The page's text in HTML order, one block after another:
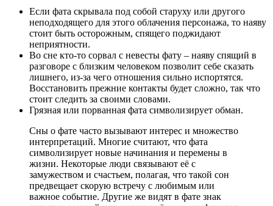
Если фата скрывала под собой старуху или другого
неподходящего для этого облачения персонажа, то наяву
стоит быть осторожным, спящего поджидают
неприятности.
Во сне кто-то сорвал с невесты фату – наяву спящий в
разговоре с близким человеком позволит себе сказать
лишнего, из-за чего отношения сильно испортятся.
Восстановить прежние контакты будет сложно, так что
стоит следить за своими словами.
Грязная или порванная фата символизирует обман.
Сны о фате часто вызывают интерес и множество
интерпретаций. Многие считают, что фата
символизирует новые начинания и перемены в
жизни. Некоторые люди связывают её с
замужеством и счастьем, полагая, что такой сон
предвещает скорую встречу с любимым или
важное событие. Другие же видят в фате знак